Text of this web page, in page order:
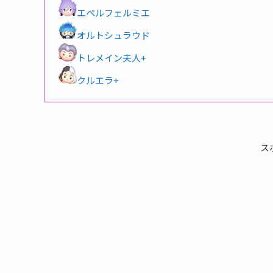
エペルフェルミエ
オルトシュラウド
トレメイン夫人+
クルエラ+
ス